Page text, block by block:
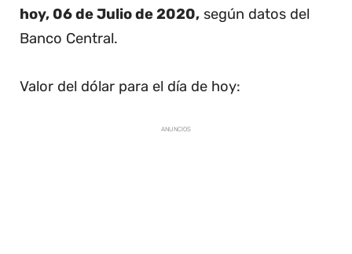
hoy, 06 de Julio de 2020, según datos del
Banco Central.
Valor del dólar para el día de hoy:
ANUNCIOS